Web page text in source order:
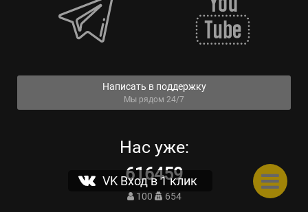
Написать в поддержку
Мы рядом 24/7
Нас уже:
616459
100 654
VK Вход в 1 клик